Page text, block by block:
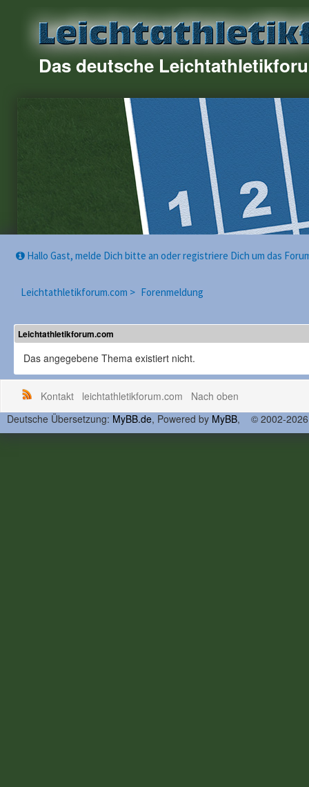
Das deutsche
Hallo Gast, melde Dich bitte an oder registriere Dich um das
Leichtathletikforum.com > Forenmeldung
Leichtathletikforum.com
Das angegebene Thema existiert nicht.
Kontakt leichtathletikforum.com
Nach oben
Deutsche Übersetzung: MyBB.de, Powered by MyBB, © 2002-